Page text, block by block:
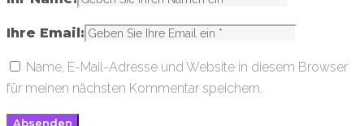
Ihre Email:
Name, E-Mail-Adresse und Website in diesem Browser
für meinen nächsten Kommentar speichern.